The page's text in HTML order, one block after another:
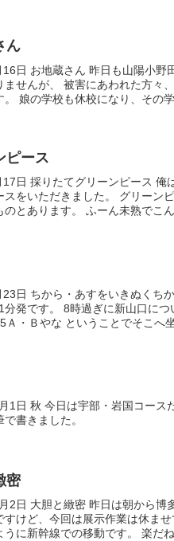
ん
16日 お地蔵さん 昨日も山陽小野
ませんが、 被害にあわれた方々
。 娘の学校も休校になり、その
ピース
17日 採りたてグリーンピース 俺
スをいただきました。 グリーン
のとあります。 ふーん未熟でこ
23日 ちから・あすをいきぬくち
分発です。 8時過ぎに新山口に
Ａ・Ｂやな ということでそこへ
1日 秋 今日は宇部・岩国コース
書きました。
密
2日 大胆と緻密 昨日は朝から博
すけど、今回は展示作業は休ま
うに新幹線での移動です。 楽だ